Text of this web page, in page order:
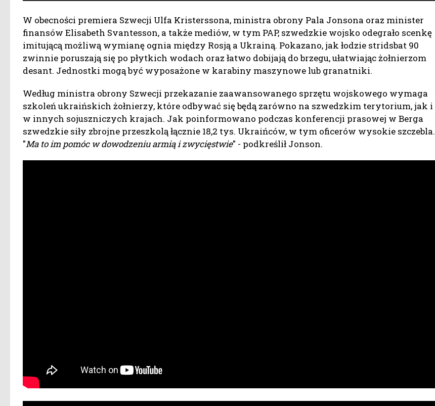
W obecności premiera Szwecji Ulfa Kristerssona, ministra obrony Pala Jonsona oraz minister
finansów Elisabeth Svantesson, a także mediów, w tym PAP, szwedzkie wojsko odegrało scenkę
imitującą możliwą wymianę ognia między Rosją a Ukrainą. Pokazano, jak łodzie stridsbat 90
zwinnie poruszają się po płytkich wodach oraz łatwo dobijają do brzegu, ułatwiając żołnierzom
desant. Jednostki mogą być wyposażone w karabiny maszynowe lub granatniki.
Według ministra obrony Szwecji przekazanie zaawansowanego sprzętu wojskowego wymaga
szkoleń ukraińskich żołnierzy, które odbywać się będą zarówno na szwedzkim terytorium, jak i
w innych sojuszniczych krajach. Jak poinformowano podczas konferencji prasowej w Berga
szwedzkie siły zbrojne przeszkolą łącznie 18,2 tys. Ukraińców, w tym oficerów wysokie szczebla.
"Ma to im pomóc w dowodzeniu armią i zwycięstwie" - podkreślił Jonson.